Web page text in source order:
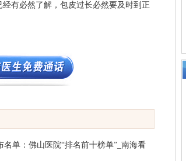
有必然了解，包皮过长必然要及时到正
名单：佛山医院“排名前十榜单”_南海看